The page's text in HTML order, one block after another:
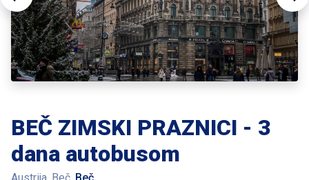
BEČ ZIMSKI PRAZNICI - 3
dana autobusom